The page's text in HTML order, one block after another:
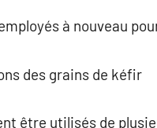
à nouveau
des grains de kéfir
être utilisés de